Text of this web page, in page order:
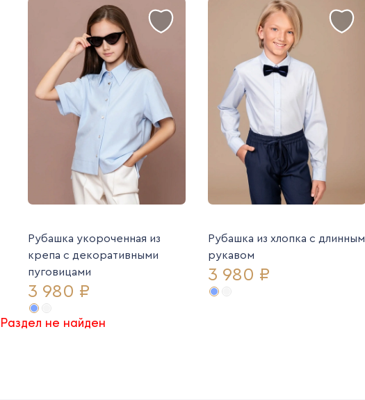
Рубашка укороченная из
крепа с декоративными
пуговицами
3 980 ₽
Рубашка из хлопка с длинным
рукавом
3 980 ₽
Раздел не найден